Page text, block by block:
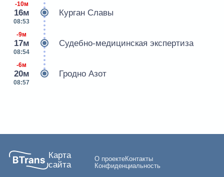
-10м
16м
08:53
Курган Славы
-9м
17м
08:54
Судебно-медицинская экспертиза
-6м
20м
08:57
Гродно Азот
Карта
сайта
О проектеКонтакты
Конфиденциальность